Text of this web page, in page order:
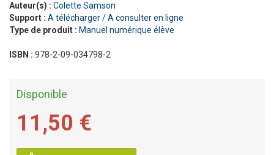
Auteur(s) : Colette Samson
Support : A télécharger / A consulter en ligne
Type de produit : Manuel numérique élève
ISBN : 978-2-09-034798-2
Disponible
11,50 €